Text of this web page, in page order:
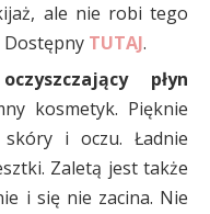
ale nie robi tego
Dostępny TUTAJ.
płyn
kosmetyk. Pięknie
i oczu. Ładnie
Zaletą jest także
i się nie zacina. Nie